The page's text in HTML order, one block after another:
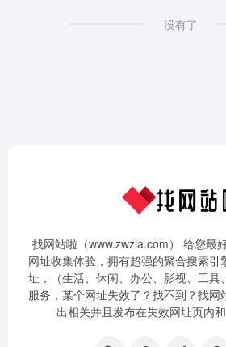
没有了
找网站啦（www.zwzla.com） 给您最
网址收集体验，拥有超强的聚合搜索引
址，（生活、休闲、办公、影视、工具
服务，某个网址失效了？找不到？找网
出相关并且发布在失效网址页内和